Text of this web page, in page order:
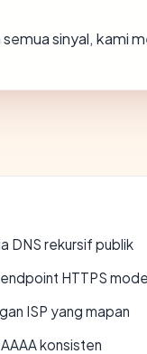
sinyal, kami
DNS rekursif publik
HTTPS
ISP yang mapan
konsisten